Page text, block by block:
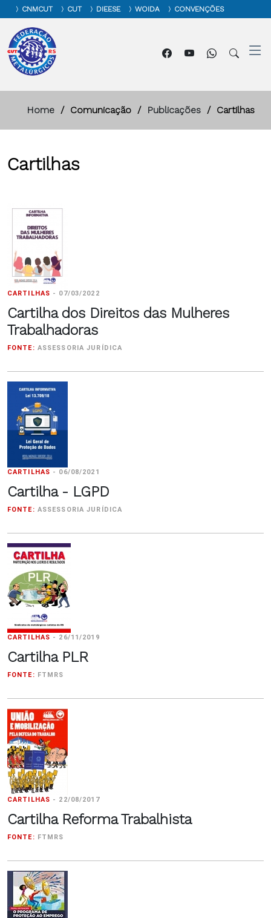
CNMCUT CUT DIEESE WOIDA CONVENÇÕES
Home Comunicação Publicações Cartilhas
Cartilhas
CARTILHAS - 07/03/2022
Cartilha dos Direitos das Mulheres
Trabalhadoras
FONTE: ASSESSORIA JURÍDICA
CARTILHAS - 06/08/2021
Cartilha - LGPD
FONTE: ASSESSORIA JURÍDICA
CARTILHAS - 26/11/2019
Cartilha PLR
FONTE: FTMRS
CARTILHAS - 22/08/2017
Cartilha Reforma Trabalhista
FONTE: FTMRS